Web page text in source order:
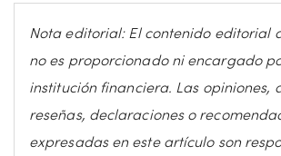
Nota editorial: El contenido editorial
no es proporcionado ni encargado
institución financiera. Las opiniones,
reseñas, declaraciones o
expresadas en este artículo son